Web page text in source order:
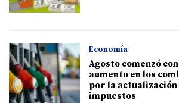
Economía
Agosto comenzó
aumento en los
por la actualización
impuestos